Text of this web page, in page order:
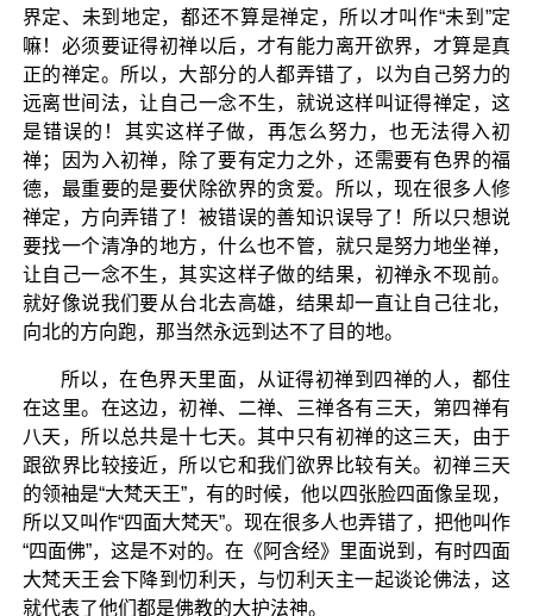
界定、未到地定，都还不算是禅定，所以才叫作“未到”定
嘛！必须要证得初禅以后，才有能力离开欲界，才算是真
正的禅定。所以，大部分的人都弄错了，以为自己努力的
远离世间法，让自己一念不生，就说这样叫证得禅定，这
是错误的！其实这样子做，再怎么努力，也无法得入初
禅；因为入初禅，除了要有定力之外，还需要有色界的福
德，最重要的是要伏除欲界的贪爱。所以，现在很多人修
禅定，方向弄错了！被错误的善知识误导了！所以只想说
要找一个清净的地方，什么也不管，就只是努力地坐禅，
让自己一念不生，其实这样子做的结果，初禅永不现前。
就好像说我们要从台北去高雄，结果却一直让自己往北，
向北的方向跑，那当然永远到达不了目的地。
所以，在色界天里面，从证得初禅到四禅的人，都住
在这里。在这边，初禅、二禅、三禅各有三天，第四禅有
八天，所以总共是十七天。其中只有初禅的这三天，由于
跟欲界比较接近，所以它和我们欲界比较有关。初禅三天
的领袖是“大梵天王”，有的时候，他以四张脸四面像呈现，
所以又叫作“四面大梵天”。现在很多人也弄错了，把他叫作
“四面佛”，这是不对的。在《阿含经》里面说到，有时四面
大梵天王会下降到忉利天，与忉利天主一起谈论佛法，这
就代表了他们都是佛教的大护法神。